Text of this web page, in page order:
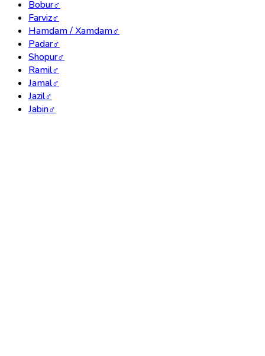
Bobur♂
Farviz♂
Hamdam / Xamdam♂
Padar♂
Shopur♂
Ramil♂
Jamal♂
Jazil♂
Jabin♂